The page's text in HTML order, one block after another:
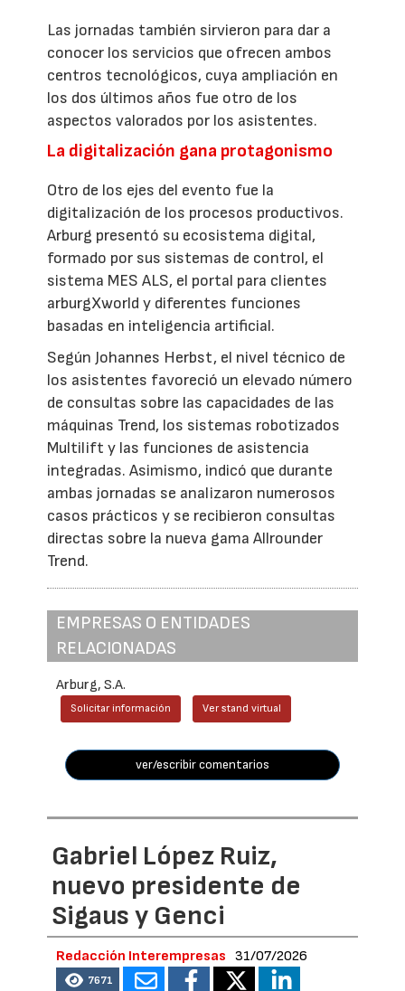
Las jornadas también sirvieron para dar a
conocer los servicios que ofrecen ambos
centros tecnológicos, cuya ampliación en
los dos últimos años fue otro de los
aspectos valorados por los asistentes.
La digitalización gana protagonismo
Otro de los ejes del evento fue la
digitalización de los procesos productivos.
Arburg presentó su ecosistema digital,
formado por sus sistemas de control, el
sistema MES ALS, el portal para clientes
arburgXworld y diferentes funciones
basadas en inteligencia artificial.
Según Johannes Herbst, el nivel técnico de
los asistentes favoreció un elevado número
de consultas sobre las capacidades de las
máquinas Trend, los sistemas robotizados
Multilift y las funciones de asistencia
integradas. Asimismo, indicó que durante
ambas jornadas se analizaron numerosos
casos prácticos y se recibieron consultas
directas sobre la nueva gama Allrounder
Trend.
EMPRESAS O ENTIDADES
RELACIONADAS
Arburg, S.A.
Solicitar información Ver stand virtual
ver/escribir comentarios
Gabriel López Ruiz,
nuevo presidente de
Sigaus y Genci
Redacción Interempresas 31/07/2026
7671